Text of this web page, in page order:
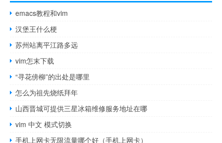
emacs教程和vim
汉堡王什么梗
苏州站离平江路多远
vim怎末下载
“寻花傍柳”的出处是哪里
怎么为祖先烧纸拜年
山西晋城可提供三星冰箱维修服务地址在哪
vim 中文 模式切换
手机上网卡无限流量哪个好（手机上网卡）